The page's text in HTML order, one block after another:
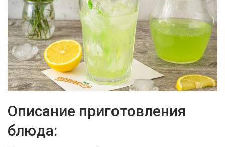
Описание приготовления
блюда: